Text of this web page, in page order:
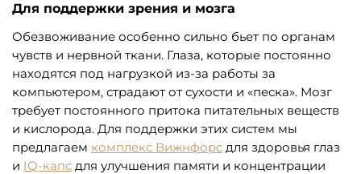
Для поддержки зрения и мозга
Обезвоживание особенно сильно бьет по органам
чувств и нервной ткани. Глаза, которые постоянно
находятся под нагрузкой из-за работы за
компьютером, страдают от сухости и «песка». Мозг
требует постоянного притока питательных веществ
и кислорода. Для поддержки этих систем мы
предлагаем комплекс Вижнфорс для здоровья глаз
и IQ-капс для улучшения памяти и концентрации